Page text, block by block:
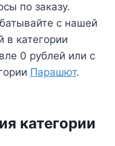
по заказу.
с нашей
в категории
0 рублей или с
Парашют.
категории